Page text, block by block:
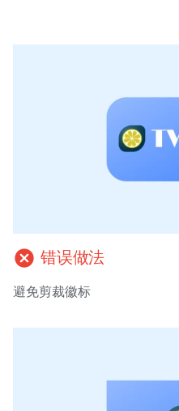
cancel 错误做法
避免剪裁徽标